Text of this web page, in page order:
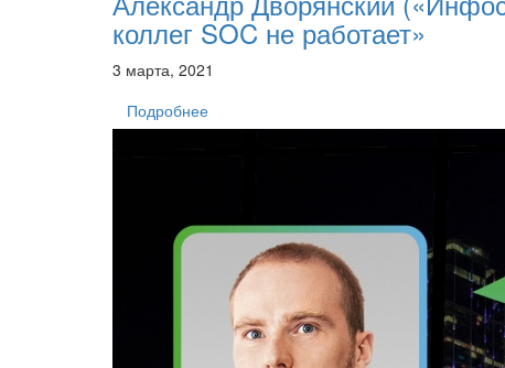
коллег SOC не работает»
3 марта, 2021
Подробнее